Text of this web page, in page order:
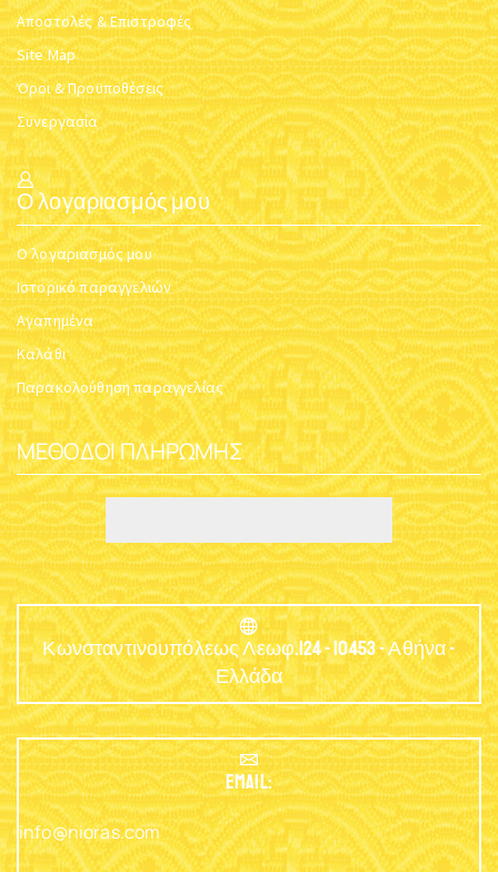
Αποστολές & Επιστροφές
Site Map
Όροι & Προϋποθέσεις
Συνεργασία
Ο λογαριασμός μου
Ο λογαριασμός μου
Ιστορικό παραγγελιών
Αγαπημένα
Καλάθι
Παρακολούθηση παραγγελίας
ΜΈΘΟΔΟΙ ΠΛΗΡΩΜΉΣ
Κωνσταντινουπόλεως Λεωφ.124 - 10453 - Αθήνα -
Ελλάδα
EMAIL:
info@nioras.com